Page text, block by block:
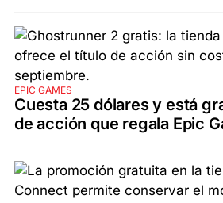
EPIC GAMES
Cuesta 25 dólares y está
de acción que regala Epic